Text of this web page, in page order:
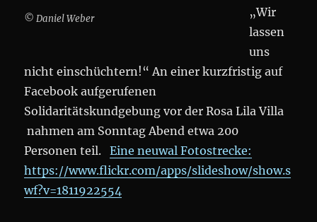
© Daniel Weber
„Wir
lassen
uns
nicht einschüchtern!“ An einer kurzfristig auf
Facebook aufgerufenen
Solidaritätskundgebung vor der Rosa Lila Villa
nahmen am Sonntag Abend etwa 200
Personen teil.Eine neuwal Fotostrecke:
https://www.flickr.com/apps/slideshow/show.s
wf?v=1811922554